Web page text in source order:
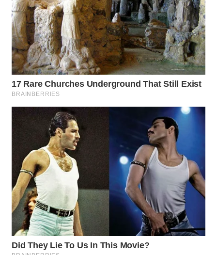
LIKUPANG
WN
LABUANBAJO
WN
BORNEO
Group
NEWS
WAHANA
TANI
WAHANA
ADVOKAT
WAHANA